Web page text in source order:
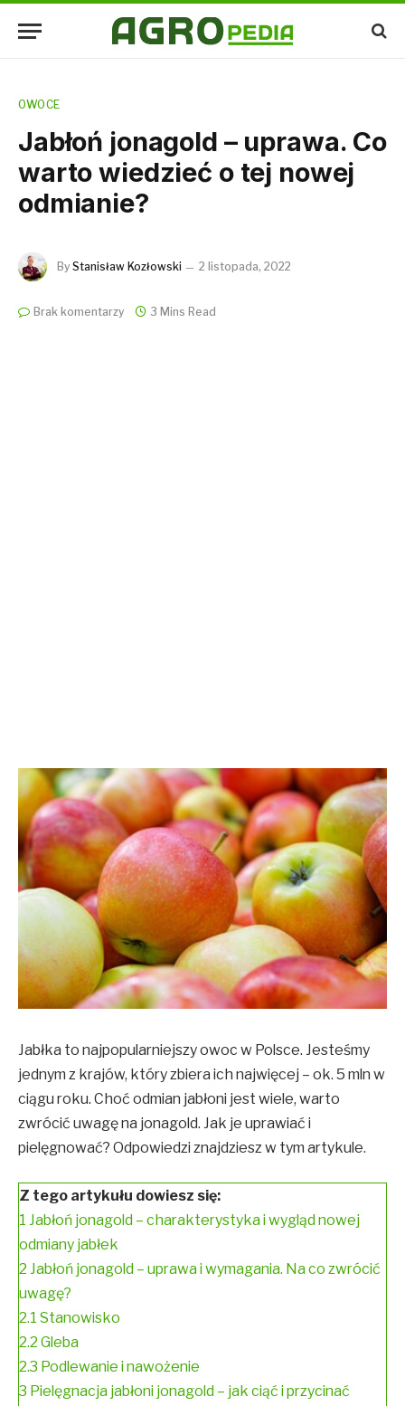
OWOCE
Jabłoń jonagold – uprawa. Co
warto wiedzieć o tej nowej
odmianie?
By Stanisław Kozłowski 2 listopada, 2022
Brak komentarzy 3 Mins Read
Jabłka to najpopularniejszy owoc w Polsce. Jesteśmy
jednym z krajów, który zbiera ich najwięcej – ok. 5 mln w
ciągu roku. Choć odmian jabłoni jest wiele, warto
zwrócić uwagę na jonagold. Jak je uprawiać i
pielęgnować? Odpowiedzi znajdziesz w tym artykule.
Z tego artykułu dowiesz się:
1 Jabłoń jonagold – charakterystyka i wygląd nowej
odmiany jabłek
2 Jabłoń jonagold – uprawa i wymagania. Na co zwrócić
uwagę?
2.1 Stanowisko
2.2 Gleba
2.3 Podlewanie i nawożenie
3 Pielęgnacja jabłoni jonagold – jak ciąć i przycinać